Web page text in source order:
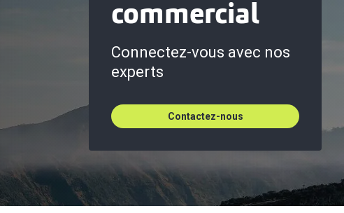
commercial
Connectez-vous avec nos
experts
Contactez-nous